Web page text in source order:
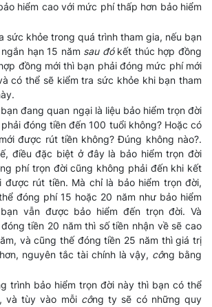
hiểm cao với mức phí thấp hơn bảo hiểm
sức khỏe trong quá trình tham gia, nếu bạn
hạn 15 năm sau đó kết thúc hợp đồng
đồng mới thì bạn phải đóng mức phí mới
có thể sẽ kiểm tra sức khỏe khi bạn tham
đang quan ngại là liệu bảo hiểm trọn đời
đóng tiền đến 100 tuổi không? Hoặc có
được rút tiền không? Đúng không nào?.
điều đặc biệt ở đây là bảo hiểm trọn đời
phí trọn đời cũng không phải đến khi kết
được rút tiền. Mà chỉ là bảo hiểm trọn đời,
đóng phí 15 hoặc 20 năm như bảo hiểm
vẫn được bảo hiểm đến trọn đời. Và
tiền 20 năm thì số tiền nhận về sẽ cao
và cũng thế đóng tiền 25 năm thì giá trị
nguyên tắc tài chính là vậy, công bằng
trình bảo hiểm trọn đời này thì bạn có thể
và tùy vào mỗi công ty sẽ có những quy